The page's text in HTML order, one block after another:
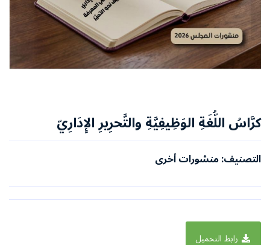
كرَّاسُ اللُّغَةِ الوَظِيفِيَّةِ والتَّحرِيرِ الإِدَارِيّ
التصنيف: منشورات أخرى
رابط التحميل